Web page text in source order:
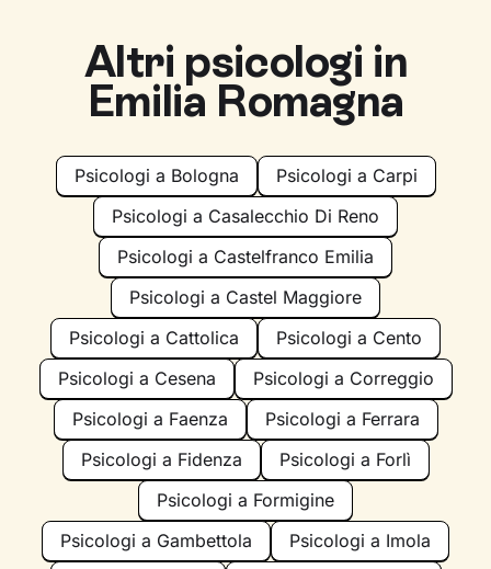
Altri psicologi in
Emilia Romagna
Psicologi a Bologna
Psicologi a Carpi
Psicologi a Casalecchio Di Reno
Psicologi a Castelfranco Emilia
Psicologi a Castel Maggiore
Psicologi a Cattolica
Psicologi a Cento
Psicologi a Cesena
Psicologi a Correggio
Psicologi a Faenza
Psicologi a Ferrara
Psicologi a Fidenza
Psicologi a Forlì
Psicologi a Formigine
Psicologi a Gambettola
Psicologi a Imola